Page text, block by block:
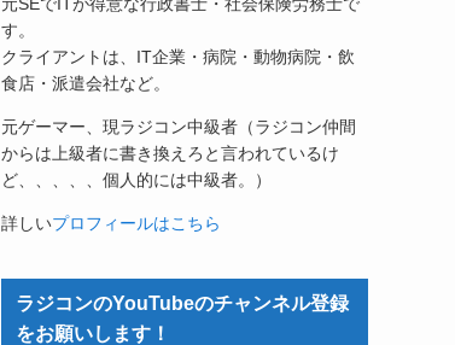
す。
クライアントは、IT企業・病院・動物病院・飲
食店・派遣会社など。
元ゲーマー、現ラジコン中級者（ラジコン仲間
からは上級者に書き換えろと言われているけ
ど、、、、、個人的には中級者。）
詳しいプロフィールはこちら
ラジコンのYouTubeのチャンネル登録
をお願いします！